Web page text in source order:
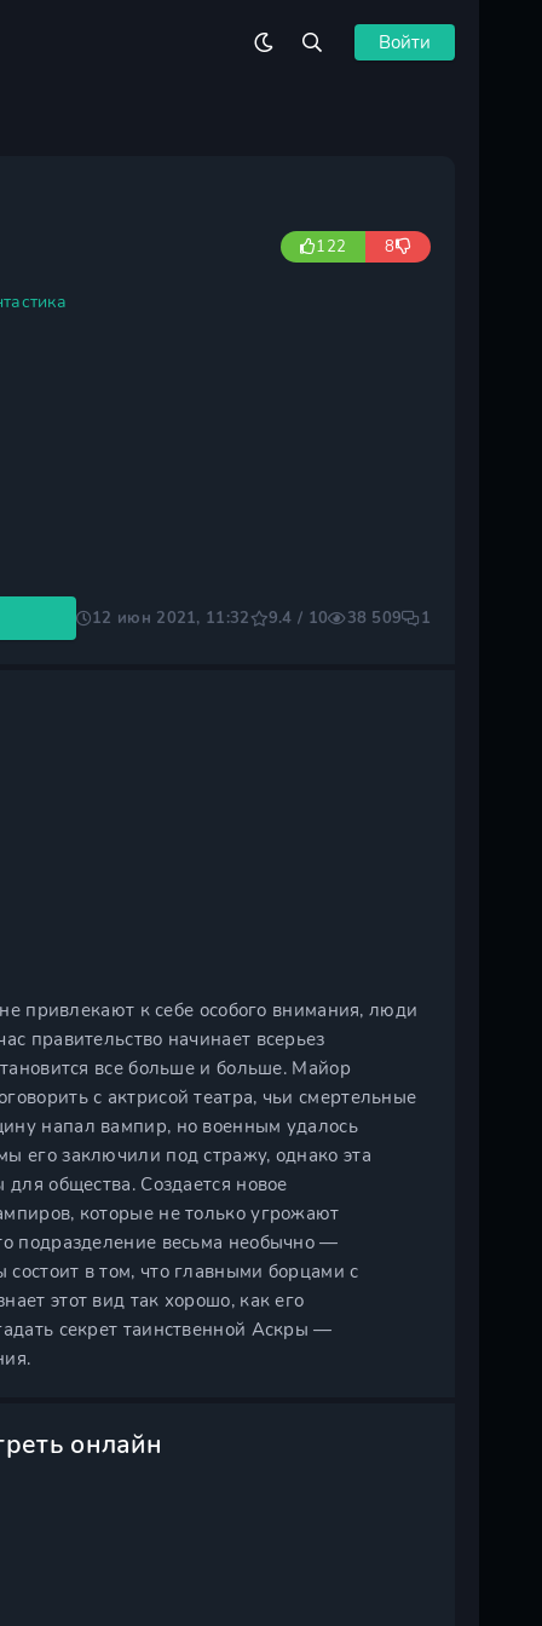
Войти
122 8
12 июн 2021, 11:32 9.4 / 10 38 509 1
привлекают к себе особого внимания, люди
правительство начинает всерьез
все больше и больше. Майор
с актрисой театра, чьи смертельные
напал вампир, но военным удалось
его заключили под стражу, однако эта
общества. Создается новое
которые не только угрожают
подразделение весьма необычно —
в том, что главными борцами с
этот вид так хорошо, как его
секрет таинственной Аскры —
онлайн